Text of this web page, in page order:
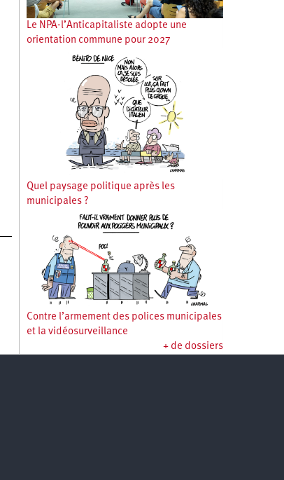
Le NPA-l’Anticapitaliste adopte une
orientation commune pour 2027
Quel paysage politique après les
municipales ?
Contre l’armement des polices municipales
et la vidéosurveillance
+ de dossiers